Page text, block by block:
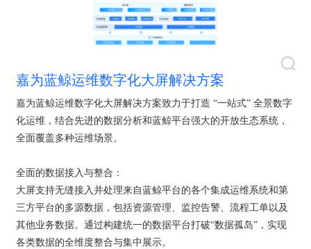
嘉为蓝鲸运维数字化大屏解决方案
嘉为蓝鲸运维数字化大屏解决方案致力于打造 “一站式” 全景数字
化运维，结合先进的数据分析和蓝鲸平台强大的开放生态系统，
全面覆盖多种运维场景。
全面的数据接入与整合：
大屏支持无缝接入并处理来自蓝鲸平台的各个集成运维系统和第
三方平台的多源数据，包括资源管理、监控告警、流程工单以及
其他业务数据。通过构建统一的数据平台打破“数据孤岛”，实现
各类数据的全维度整合与集中展示。